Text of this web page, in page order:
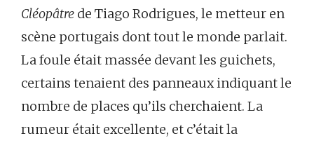
Cléopâtre de Tiago Rodrigues, le metteur en
scène portugais dont tout le monde parlait.
La foule était massée devant les guichets,
certains tenaient des panneaux indiquant le
nombre de places qu’ils cherchaient. La
rumeur était excellente, et c’était la